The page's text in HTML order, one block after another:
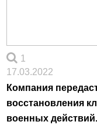
1
17.03.2022
Компания
восстановления
военных действий.